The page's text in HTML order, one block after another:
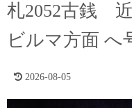
キ札2052古銭
ビルマ方面 へ
2026-08-05